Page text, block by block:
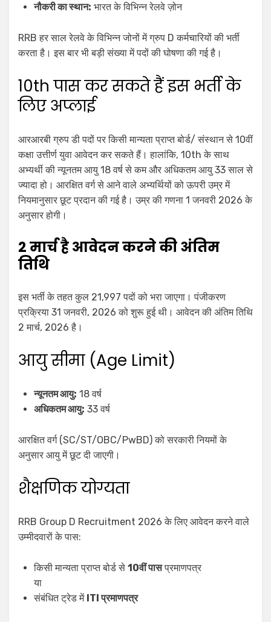
नौकरी का स्थान: भारत के विभिन्न रेलवे ज़ोन
RRB हर साल रेलवे के विभिन्न जोनों में ग्रुप D कर्मचारियों की भर्ती
करता है। इस बार भी बड़ी संख्या में पदों की घोषणा की गई है।
10th पास कर सकते हैं इस भर्ती के
लिए अप्लाई
आरआरबी ग्रुप डी पदों पर किसी मान्यता प्राप्त बोर्ड/ संस्थान से 10वीं
कक्षा उत्तीर्ण युवा आवेदन कर सकते हैं। हालांकि, 10th के साथ
अभ्यर्थी की न्यूनतम आयु 18 वर्ष से कम और अधिकतम आयु 33 साल से
ज्यादा हो। आरक्षित वर्ग से आने वाले अभ्यर्थियों को ऊपरी उम्र में
नियमानुसार छूट प्रदान की गई है। उम्र की गणना 1 जनवरी 2026 के
अनुसार होगी।
2 मार्च है आवेदन करने की अंतिम
तिथि
इस भर्ती के तहत कुल 21,997 पदों को भरा जाएगा। पंजीकरण
प्रक्रिया 31 जनवरी, 2026 को शुरू हुई थी। आवेदन की अंतिम तिथि
2 मार्च, 2026 है।
आयु सीमा (Age Limit)
न्यूनतम आयु: 18 वर्ष
अधिकतम आयु: 33 वर्ष
आरक्षित वर्ग (SC/ST/OBC/PwBD) को सरकारी नियमों के
अनुसार आयु में छूट दी जाएगी।
शैक्षणिक योग्यता
RRB Group D Recruitment 2026 के लिए आवेदन करने वाले
उम्मीदवारों के पास:
किसी मान्यता प्राप्त बोर्ड से 10वीं पासप्रमाणपत्र
या
संबंधित ट्रेड में ITI प्रमाणपत्र